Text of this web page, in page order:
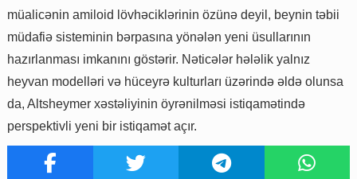
müalicənin amiloid lövhəciklərinin özünə deyil, beynin təbii
müdafiə sisteminin bərpasına yönələn yeni üsullarının
hazırlanması imkanını göstərir. Nəticələr hələlik yalnız
heyvan modelləri və hüceyrə kulturları üzərində əldə olunsa
da, Altsheymer xəstəliyinin öyrənilməsi istiqamətində
perspektivli yeni bir istiqamət açır.